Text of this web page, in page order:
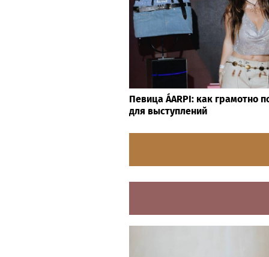
Певица ÁARPI: как грамотно
для выступлений